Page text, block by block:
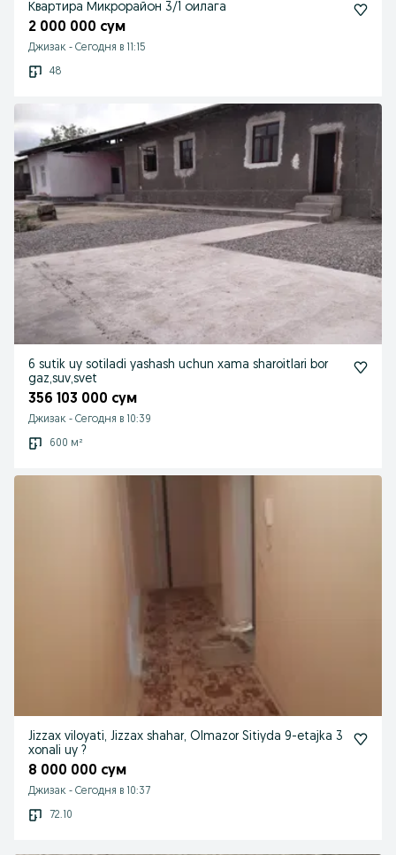
Квартира Микрорайон 3/1 оилага
2 000 000 сум
Джизак - Сегодня в 11:15
48
6 sutik uy sotiladi yashash uchun xama sharoitlari bor
gaz,suv,svet
356 103 000 сум
Джизак - Сегодня в 10:39
600 м²
Jizzax viloyati, Jizzax shahar, Olmazor Sitiyda 9-etajka 3
xonali uy ?
8 000 000 сум
Джизак - Сегодня в 10:37
72.10